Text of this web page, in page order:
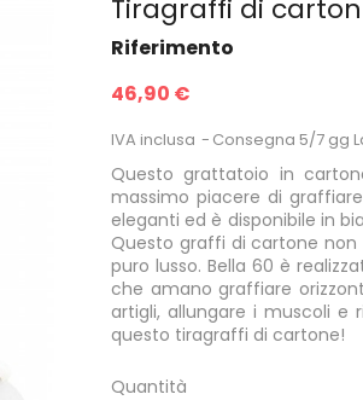
Tiragraffi di
Riferimento
46,90 €
IVA inclusa Consegna 5/7 gg
Questo grattatoio in
massimo piacere di
eleganti ed è disponibile in
Questo graffi di cartone
puro lusso. Bella 60 è
che amano graffiare
artigli, allungare i muscoli e
questo tiragraffi di cartone!
Quantità